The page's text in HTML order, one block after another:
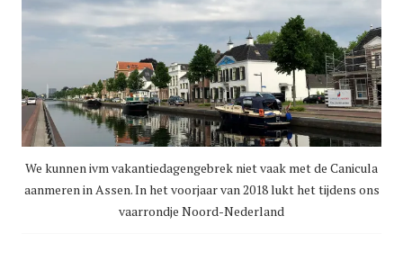
We kunnen ivm vakantiedagengebrek niet vaak met de Canicula
aanmeren in Assen. In het voorjaar van 2018 lukt het tijdens ons
vaarrondje Noord-Nederland